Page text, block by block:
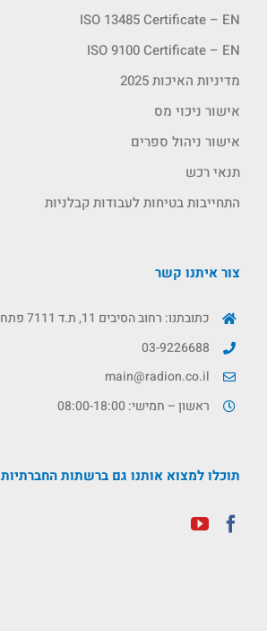
ISO 13485 Certificate – EN
ISO 9100 Certificate – EN
מדיניות האיכות 2025
אישור ניכוי מס
אישור ניהול ספרים
תנאי רכש
התחייבות בטיחות לעבודות קבלניות
צור איתנו קשר
כתובתנו: רחוב הסיבים 11, ת.ד 7111 פתח תקווה, קרית מטלון
03-9226688
main@radion.co.il
ראשון – חמישי: 08:00-18:00
תוכלו למצוא אותנו גם ברשתות החברתיות